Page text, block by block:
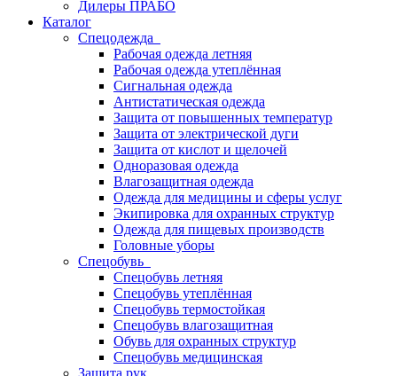
Дилеры ПРАБО
Каталог
Спецодежда
Рабочая одежда летняя
Рабочая одежда утеплённая
Сигнальная одежда
Антистатическая одежда
Защита от повышенных температур
Защита от электрической дуги
Защита от кислот и щелочей
Одноразовая одежда
Влагозащитная одежда
Одежда для медицины и сферы услуг
Экипировка для охранных структур
Одежда для пищевых производств
Головные уборы
Спецобувь
Спецобувь летняя
Спецобувь утеплённая
Спецобувь термостойкая
Спецобувь влагозащитная
Обувь для охранных структур
Спецобувь медицинская
Защита рук